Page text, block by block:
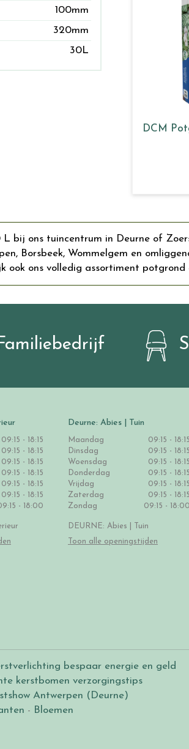
100mm
320mm
30L
DCM
bij ons tuincentrum in Deurne of
Borsbeek, Wommelgem en
ook ons volledig assortiment potgrond
09:15 - 18:15
09:15 - 18:15
09:15 - 18:15
09:15 - 18:15
09:15 - 18:15
09:15 - 18:15
- 18:00
Deurne: Abies | Tuin
Maandag
09:15 - 18:15
Dinsdag
09:15 - 18:15
Woensdag
09:15 - 18:15
Donderdag
09:15 - 18:15
Vrijdag
09:15 - 18:15
Zaterdag
09:15 - 18:15
Zondag
09:15 - 18:00
DEURNE: Abies | Tuin
Toon alle openingstijden
bespaar energie en geld
kerstbomen verzorgingstips
Antwerpen (Deurne)
- Bloemen